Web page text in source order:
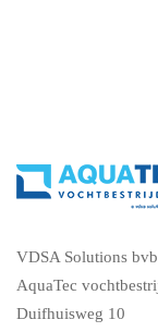
VDSA Solutions
AquaTec
Duifhuisweg 10